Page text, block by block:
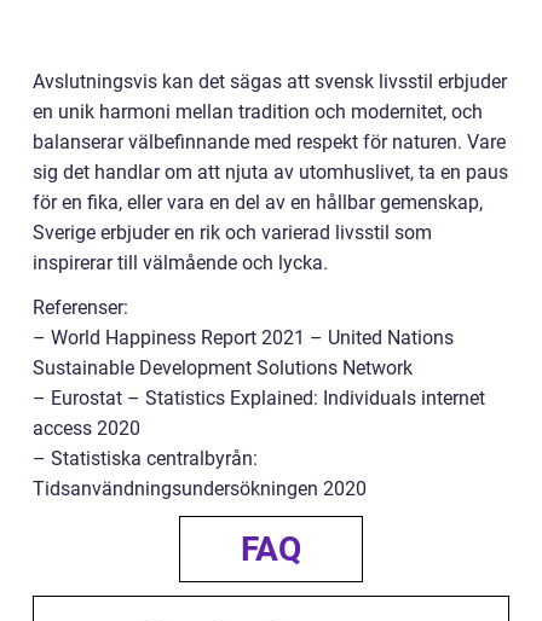
Avslutningsvis kan det sägas att svensk livsstil erbjuder
en unik harmoni mellan tradition och modernitet, och
balanserar välbefinnande med respekt för naturen. Vare
sig det handlar om att njuta av utomhuslivet, ta en paus
för en fika, eller vara en del av en hållbar gemenskap,
Sverige erbjuder en rik och varierad livsstil som
inspirerar till välmående och lycka.
Referenser:
– World Happiness Report 2021 – United Nations
Sustainable Development Solutions Network
– Eurostat – Statistics Explained: Individuals internet
access 2020
– Statistiska centralbyrån:
Tidsanvändningsundersökningen 2020
FAQ